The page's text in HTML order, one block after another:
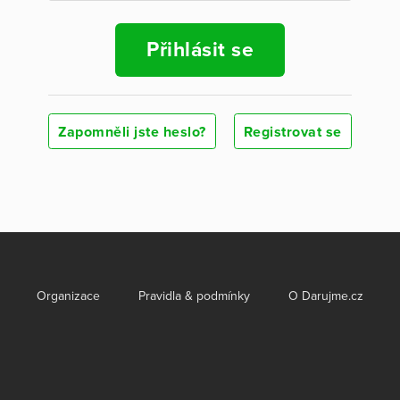
Přihlásit se
Zapomněli jste heslo? Registrovat se
Organizace Pravidla & podmínky O Darujme.cz